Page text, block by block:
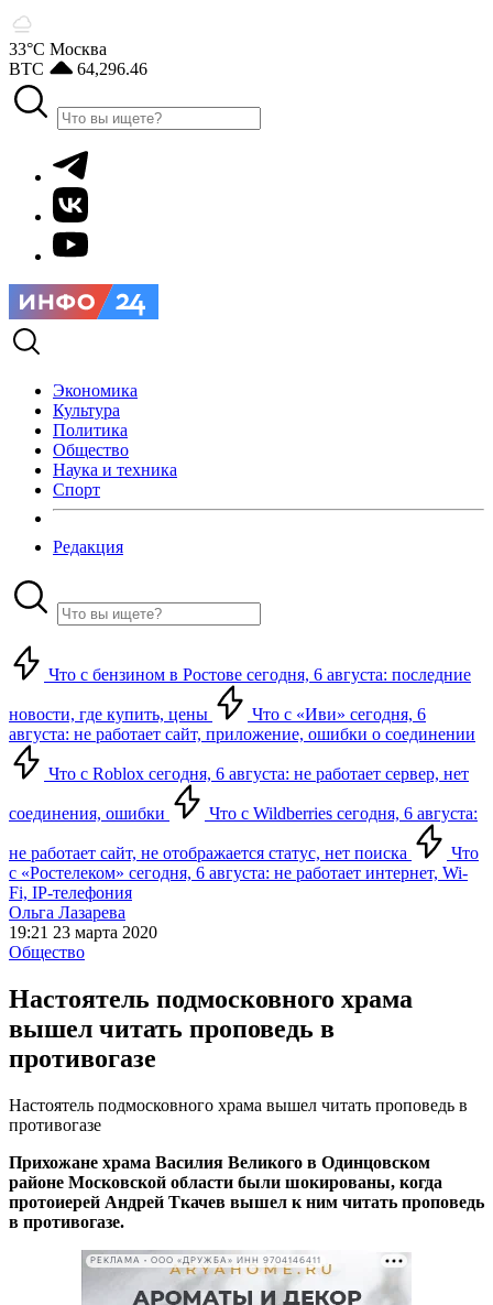
33°С Москва
BTC
64,296.46
Экономика
Культура
Политика
Общество
Наука и техника
Спорт
Редакция
Что с бензином в Ростове сегодня, 6 августа: последние
новости, где купить, цены
Что с «Иви» сегодня, 6
августа: не работает сайт, приложение, ошибки о соединении
Что с Roblox сегодня, 6 августа: не работает сервер, нет
соединения, ошибки Что с Wildberries сегодня, 6 августа:
не работает сайт, не отображается статус, нет поиска
Что
с «Ростелеком» сегодня, 6 августа: не работает интернет, Wi-
Fi, IP-телефония
Ольга Лазарева
19:21 23 марта 2020
Общество
Настоятель подмосковного храма
вышел читать проповедь в
противогазе
Настоятель подмосковного храма вышел читать проповедь в
противогазе
Прихожане храма Василия Великого в Одинцовском
районе Московской области были шокированы, когда
протоиерей Андрей Ткачев вышел к ним читать проповедь
в противогазе.
РЕКЛАМА • ООО «ДРУЖБА» ИНН 9704146411